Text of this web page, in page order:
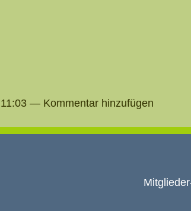
— Kommentar hinzufügen